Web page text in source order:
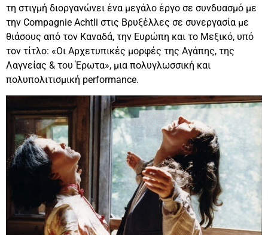
τη στιγμή διοργανώνει ένα μεγάλο έργο σε συνδυασμό με
την Compagnie Achtli στις Βρυξέλλες σε συνεργασία με
θιάσους από τον Καναδά, την Ευρώπη και το Μεξικό, υπό
τον τίτλο: «Οι Αρχετυπικές μορφές της Αγάπης, της
Λαγνείας & του Έρωτα», μια πολυγλωσσική και
πολυπολιτισμική performance.